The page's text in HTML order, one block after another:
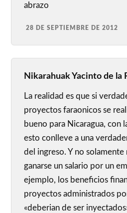
abrazo
28 DE SEPTIEMBRE DE 2012
Nikarahuak Yacinto de la
La realidad es que si
proyectos faraonicos se
bueno para Nicaragua, con
esto conlleve a una
del ingreso. Y no
ganarse un salario por un
ejemplo, los beneficios
proyectos administrados
«deberian de ser